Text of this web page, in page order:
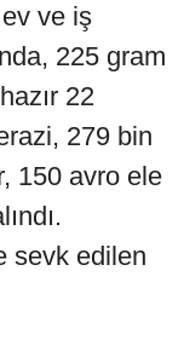
ve iş
225 gram
22
279 bin
150 avro ele
sevk edilen